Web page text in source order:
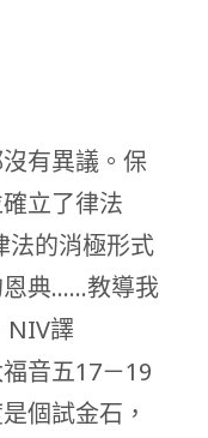
有異議。保
立了律法
法的消極形式
恩典……教導我
NIV譯
音五17－19
個試金石，